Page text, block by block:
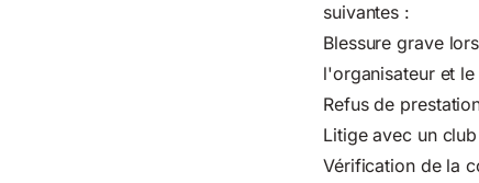
suivantes :
Blessure grave
l'organisateur et
Refus de
Litige avec un
Vérification de la